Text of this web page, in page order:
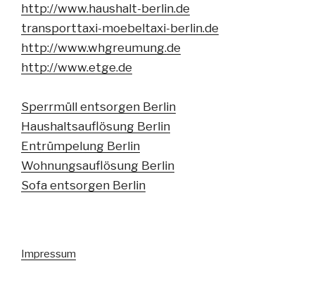
http://www.haushalt-berlin.de
transporttaxi-moebeltaxi-berlin.de
http://www.whgreumung.de
http://www.etge.de
Sperrmüll entsorgen Berlin
Haushaltsauflösung Berlin
Entrümpelung Berlin
Wohnungsauflösung Berlin
Sofa entsorgen Berlin
Impressum